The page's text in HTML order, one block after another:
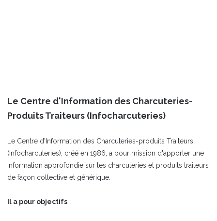
Le Centre d'Information des Charcuteries-
Produits Traiteurs (Infocharcuteries)
Le Centre d'Information des Charcuteries-produits Traiteurs
(Infocharcuteries), créé en 1986, a pour mission d'apporter une
information approfondie sur les charcuteries et produits traiteurs
de façon collective et générique.
Il a pour objectifs